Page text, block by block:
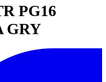
PG16
GRY